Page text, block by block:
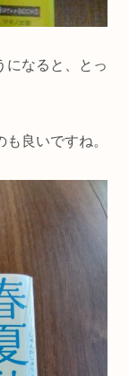
になると、とっ
良いですね。